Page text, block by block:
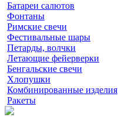
Батареи салютов
Фонтаны
Римские свечи
Фестивальные шары
Петарды, волчки
Летающие фейерверки
Бенгальские свечи
Хлопушки
Комбинированные изделия
Ракеты